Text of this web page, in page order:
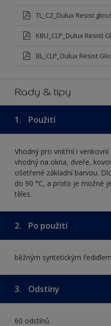
TL_CZ_Dulux Resist
KBU_CLP_Dulux Resist
BL_CLP_Dulux Resist
Rady & tipy
1. Použití
Vhodný pro vnitřní i
vhodný na okna, dveře,
ošetřené základní barvou.
do 90 °C, a proto je možné
těles.
2. Po použití
běžným syntetickým ředidlem
3. Odstíny
60 odstínů